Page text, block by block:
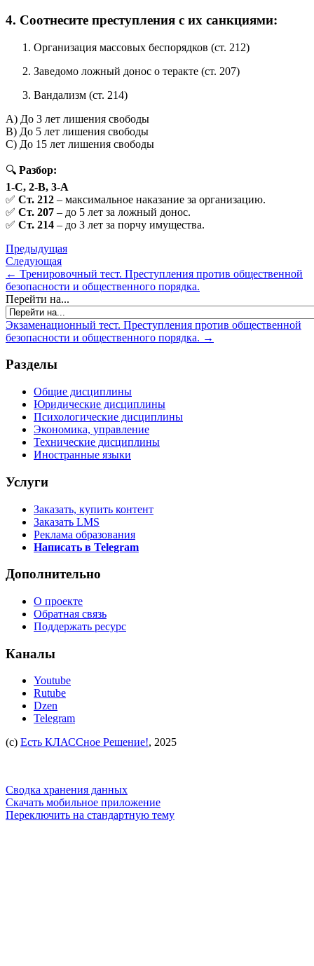
4. Соотнесите преступления с их санкциями:
Организация массовых беспорядков (ст. 212)
Заведомо ложный донос о теракте (ст. 207)
Вандализм (ст. 214)
A) До 3 лет лишения свободы
B) До 5 лет лишения свободы
C) До 15 лет лишения свободы
🔍 Разбор:
1-C, 2-B, 3-A
✅ Ст. 212 – максимальное наказание за организацию.
✅ Ст. 207 – до 5 лет за ложный донос.
✅ Ст. 214 – до 3 лет за порчу имущества.
Предыдущая
Следующая
← Тренировочный тест. Преступления против общественной
безопасности и общественного порядка.
Перейти на...
Экзаменационный тест. Преступления против общественной
безопасности и общественного порядка. →
Разделы
Общие дисциплины
Юридические дисциплины
Психологические дисциплины
Экономика, управление
Технические дисциплины
Иностранные языки
Услуги
Заказать, купить контент
Заказать LMS
Реклама образования
Написать в Telegram
Дополнительно
О проекте
Обратная связь
Поддержать ресурс
Каналы
Youtube
Rutube
Dzen
Telegram
(c) Есть КЛАССное Решение!, 2025
Сводка хранения данных
Скачать мобильное приложение
Переключить на стандартную тему